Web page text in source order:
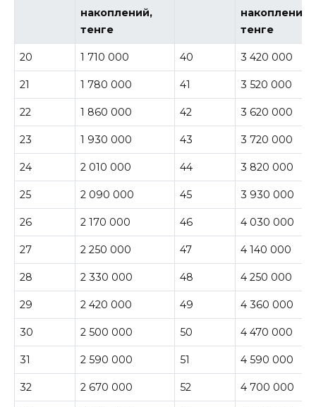
накоплений,
тенге
накоплений,
тенге
20 1 710 000 40 3 420 000
21 1 780 000 41 3 520 000
22 1 860 000 42 3 620 000
23 1 930 000 43 3 720 000
24 2 010 000 44 3 820 000
25 2 090 000 45 3 930 000
26 2 170 000 46 4 030 000
27 2 250 000 47 4 140 000
28 2 330 000 48 4 250 000
29 2 420 000 49 4 360 000
30 2 500 000 50 4 470 000
31 2 590 000 51 4 590 000
32 2 670 000 52 4 700 000